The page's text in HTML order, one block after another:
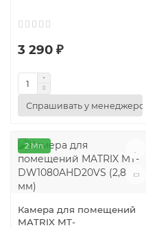
3 290 ₽
Спрашивать у менеджеров
2 Мп
Камера для помещений
MATRIX MT-